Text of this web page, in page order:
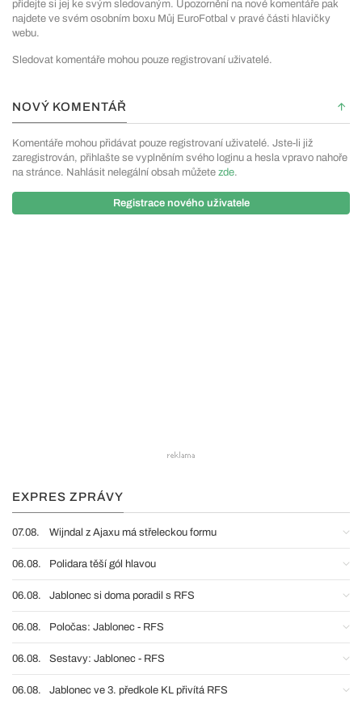
přidejte si jej ke svým sledovaným. Upozornění na nové komentáře pak
najdete ve svém osobním boxu Můj EuroFotbal v pravé části hlavičky
webu.
Sledovat komentáře mohou pouze registrovaní uživatelé.
NOVÝ KOMENTÁŘ
Komentáře mohou přidávat pouze registrovaní uživatelé. Jste-li již
zaregistrován, přihlašte se vyplněním svého loginu a hesla vpravo nahoře
na stránce. Nahlásit nelegální obsah můžete zde.
Registrace nového uživatele
EXPRES ZPRÁVY
07.08. Wijndal z Ajaxu má střeleckou formu
06.08. Polidara těší gól hlavou
06.08. Jablonec si doma poradil s RFS
06.08. Poločas: Jablonec - RFS
06.08. Sestavy: Jablonec - RFS
06.08. Jablonec ve 3. předkole KL přivítá RFS